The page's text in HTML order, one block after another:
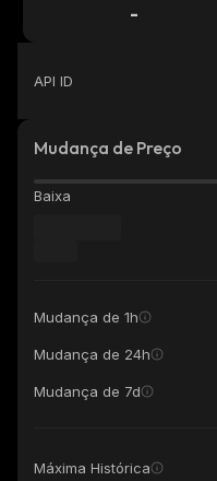
-
API ID
Mudança de Preço
Baixa
Mudança de 1h
Mudança de 24h
Mudança de 7d
Máxima Histórica